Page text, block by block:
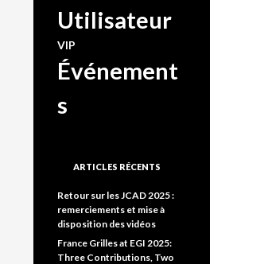
Utilisateur
VIP
Événement
s
ARTICLES RÉCENTS
Retour sur les JCAD 2025 :
remerciements et mise à
disposition des vidéos
France Grilles at EGI 2025:
Three Contributions, Two